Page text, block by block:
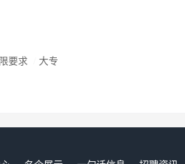
万元，建筑面积27000平方米；建设
投入使用，现已成为到婺源旅游的一道
赣东北目前最大规模的汽车销售、配件
要求 大专